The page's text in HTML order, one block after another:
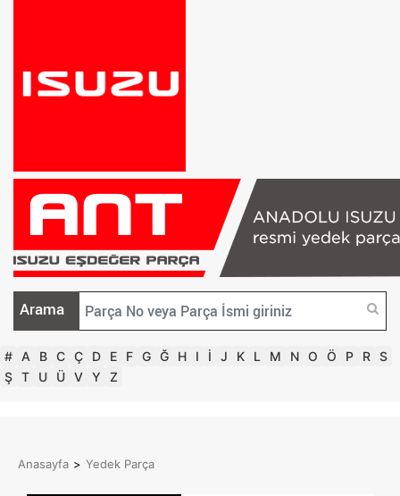
Arama
# A B C Ç D E F G Ğ H I İ J K L M N O Ö P R S
Ş T U Ü V Y Z
Anasayfa > Yedek Parça